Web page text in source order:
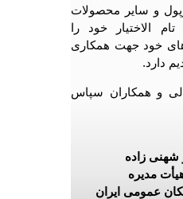
و سایر محصولات
تام الاختیار خود را
خود جهت همکاری
دارد.
و همکاران سپاس
شهنی زاده
مدیره
عمومی ایران